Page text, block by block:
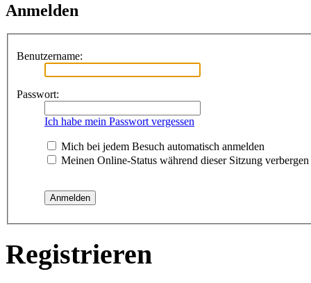
Anmelden
Benutzername:
Passwort:
Ich habe mein Passwort vergessen
Mich bei jedem Besuch automatisch anmelden
Meinen Online-Status während dieser Sitzung verbergen
Registrieren